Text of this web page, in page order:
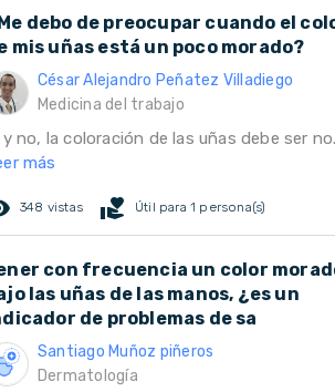
debo de preocupar cuando el
mis uñas está un poco morado?
César Alejandro Peñatez Villadiego
Medicina del trabajo
y no, la coloración de las uñas debe ser
más
348 vistas volunteer_activism Útil para 1 persona(s)
con frecuencia un color
las uñas de las manos, ¿es un
de problemas de sa
Santiago Muñoz piñeros
Dermatología